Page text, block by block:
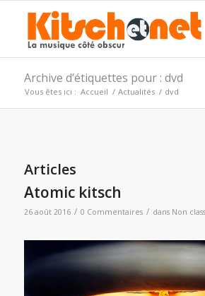
Archive d’étiquettes pour : dvd
Vous êtes ici : Accueil / Actualités / dvd
Articles
Atomic kitsch
26 août 2016 / 0 Commentaires / dans Non